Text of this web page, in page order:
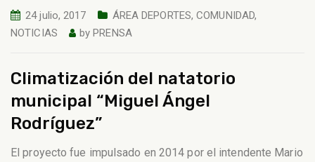
24 julio, 2017 ÁREA DEPORTES,COMUNIDAD,
NOTICIAS
byPRENSA
Climatización del natatorio
municipal “Miguel Ángel
Rodríguez”
El proyecto fue impulsado en 2014 por el intendente Mario